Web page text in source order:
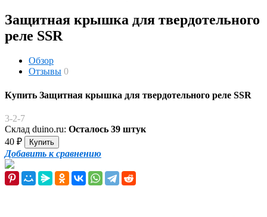
Защитная крышка для твердотельного
реле SSR
Обзор
Отзывы 0
Купить Защитная крышка для твердотельного реле SSR
3-2-7
Склад duino.ru: Осталось 39 штук
40 ₽
Добавить к сравнению